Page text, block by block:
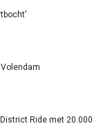
Ride met 20.000